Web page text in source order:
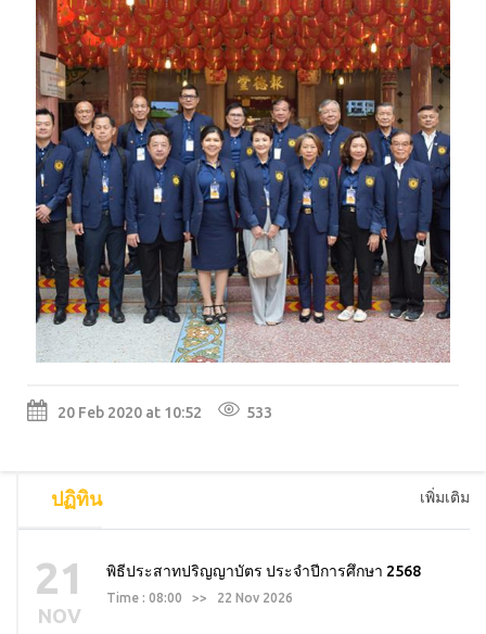
20 Feb 2020 at 10:52 533
ปฏิทิน เพิ่มเติม
21
NOV
พิธีประสาทปริญญาบัตร ประจำปีการศึกษา 2568
Time : 08:00 >> 22 Nov 2026